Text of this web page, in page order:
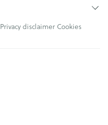
Privacy disclaimer Cookies